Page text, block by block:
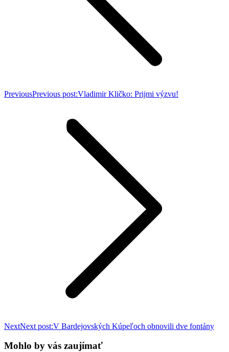
PreviousPrevious post:Vladimir Kličko: Prijmi výzvu!
NextNext post:V Bardejovských Kúpeľoch obnovili dve fontány
Mohlo by vás zaujímať